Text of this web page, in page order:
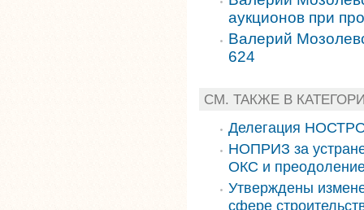
аукционов при
Валерий
624
СМ. ТАКЖЕ В
Делегация
НОПРИЗ за
ОКС и
Утверждены
сфере